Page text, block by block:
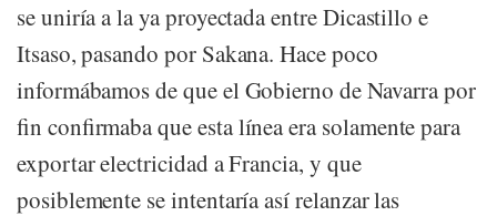
se uniría a la ya proyectada entre Dicastillo e
Itsaso, pasando por Sakana. Hace poco
informábamos de que el Gobierno de Navarra por
fin confirmaba que esta línea era solamente para
exportar electricidad a Francia, y que
posiblemente se intentaría así relanzar las